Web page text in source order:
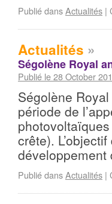
Publié dansActualités |
Actualités »
Ségolène Royal
Publié le 28 October
Ségolène
période de
crête).
Publié dansActualités |